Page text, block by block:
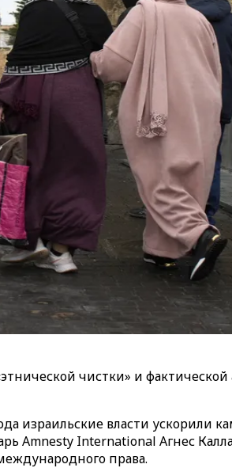
чистки» и фактической
израильские власти ускорили
Amnesty International Агнес
права.